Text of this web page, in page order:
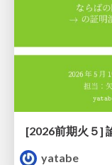
yatabe